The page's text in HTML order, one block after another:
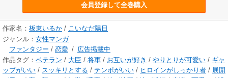
会員登録して全巻購入
作家名： 板東いるか / こいなだ陽日
ジャンル： 女性マンガ
ファンタジー / 恋愛 / 広告掲載中
作品タグ： ベテラン / 大臣 / 将軍 / お互いが好き / やりとりが可愛い / ギャ
ップがいい / スッキリとする / テンポがいい / ヒロインがしっかり者 / 展開